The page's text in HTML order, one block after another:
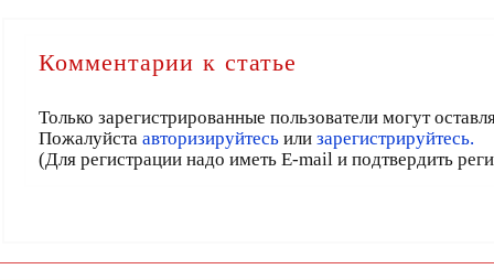
Комментарии к статье
Только зарегистрированные пользователи могут
Пожалуйста авторизируйтесьили зарегистрируйтесь.
(Для регистрации надо иметь E-mail и подтвердить